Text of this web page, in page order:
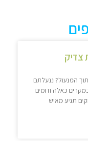
צדיק
המנעול? ננעלתם
כאלה ודומים
תגיע מאיש